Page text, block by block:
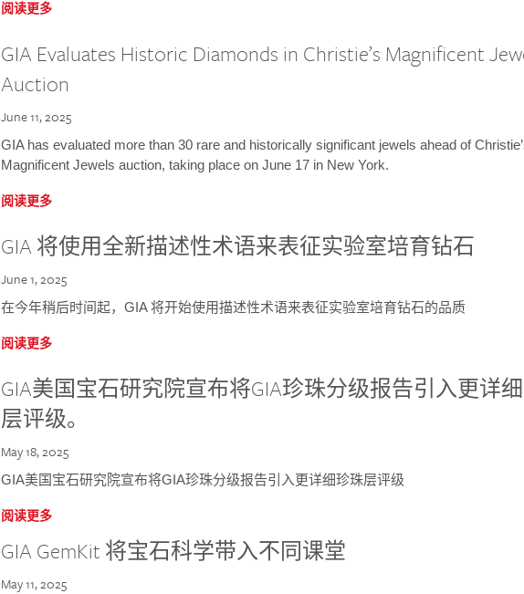
阅读更多
GIA Evaluates Historic Diamonds in Christie’s Magnificent
Auction
June 11, 2025
GIA has evaluated more than 30 rare and historically significant jewels ahead of
Magnificent Jewels auction, taking place on June 17 in New York.
阅读更多
GIA 将使用全新描述性术语来表征实验室培育钻石
June 1, 2025
在今年稍后时间起，GIA 将开始使用描述性术语来表征实验室培育钻石的品质
阅读更多
GIA美国宝石研究院宣布将GIA珍珠分级报告引入更详
层评级。
May 18, 2025
GIA美国宝石研究院宣布将GIA珍珠分级报告引入更详细珍珠层评级
阅读更多
GIA GemKit 将宝石科学带入不同课堂
May 11, 2025